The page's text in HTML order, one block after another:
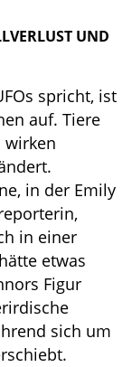
UND
spricht, ist
auf. Tiere
wirken
in der Emily
in einer
etwas
Figur
sich um